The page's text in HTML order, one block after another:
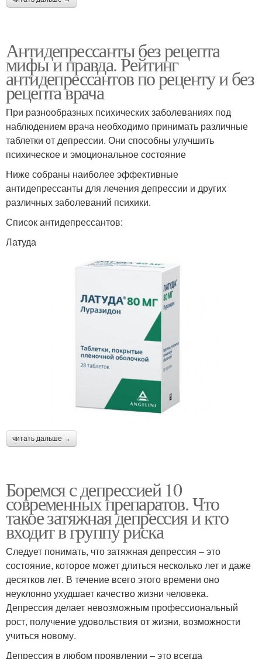
Антидепрессанты без рецепта
мифы и правда. Рейтинг
антидепрессантов по реценту и без
рецепта врача
При разнообразных психических заболеваниях под
наблюдением врача необходимо принимать различные
таблетки от депрессии. Они способны улучшить
психическое и эмоциональное состояние
Ниже собраны наиболее эффективные
антидепрессанты для лечения депрессии и других
различных заболеваний психики.
Список антидепрессантов:
Латуда
читать дальше →
Боремся с депрессией 10
современных препаратов. Что
такое затяжная депрессия и кто
входит в группу риска
Следует понимать, что затяжная депрессия – это
состояние, которое может длиться несколько лет и даже
десятков лет. В течение всего этого времени оно
неуклонно ухудшает качество жизни человека.
Депрессия делает невозможным профессиональный
рост, получение удовольствия от жизни, возможности
учиться новому.
Депрессия в любом проявлении – это всегда